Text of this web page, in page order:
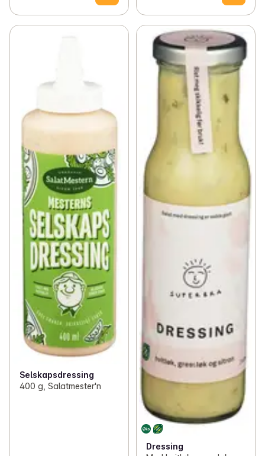
Selskapsdressing
400 g, Salatmester'n
Dressing